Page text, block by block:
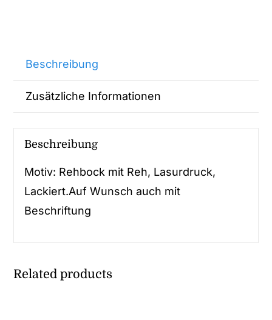
Beschreibung
Zusätzliche Informationen
Beschreibung
Motiv: Rehbock mit Reh, Lasurdruck,
Lackiert.Auf Wunsch auch mit
Beschriftung
Related products